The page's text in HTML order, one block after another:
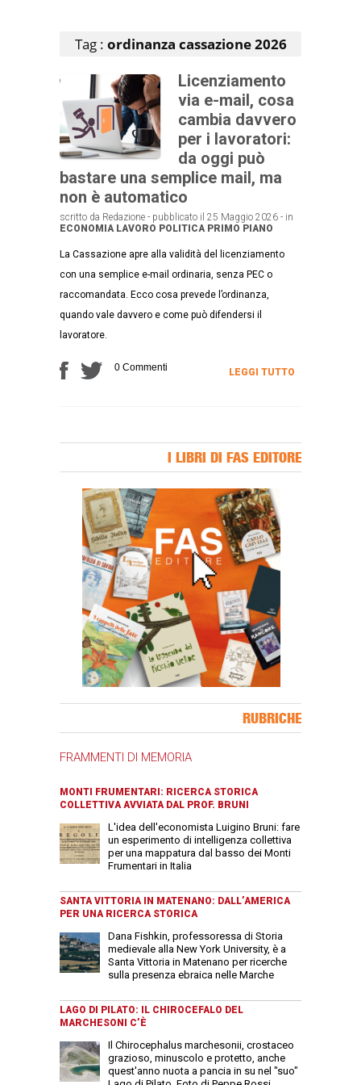
Tag : ordinanza cassazione 2026
Licenziamento
via e-mail, cosa
cambia davvero
per i lavoratori:
da oggi può
bastare una semplice mail, ma
non è automatico
scritto da Redazione - pubblicato il 25 Maggio 2026 - in
ECONOMIA LAVORO POLITICA PRIMO PIANO
La Cassazione apre alla validità del licenziamento
con una semplice e-mail ordinaria, senza PEC o
raccomandata. Ecco cosa prevede l’ordinanza,
quando vale davvero e come può difendersi il
lavoratore.
0 Commenti LEGGI TUTTO
I LIBRI DI FAS EDITORE
RUBRICHE
FRAMMENTI DI MEMORIA
MONTI FRUMENTARI: RICERCA STORICA
COLLETTIVA AVVIATA DAL PROF. BRUNI
L'idea dell'economista Luigino Bruni: fare
un esperimento di intelligenza collettiva
per una mappatura dal basso dei Monti
Frumentari in Italia
SANTA VITTORIA IN MATENANO: DALL’AMERICA
PER UNA RICERCA STORICA
Dana Fishkin, professoressa di Storia
medievale alla New York University, è a
Santa Vittoria in Matenano per ricerche
sulla presenza ebraica nelle Marche
LAGO DI PILATO: IL CHIROCEFALO DEL
MARCHESONI C’È
Il Chirocephalus marchesonii, crostaceo
grazioso, minuscolo e protetto, anche
quest'anno nuota a pancia in su nel "suo"